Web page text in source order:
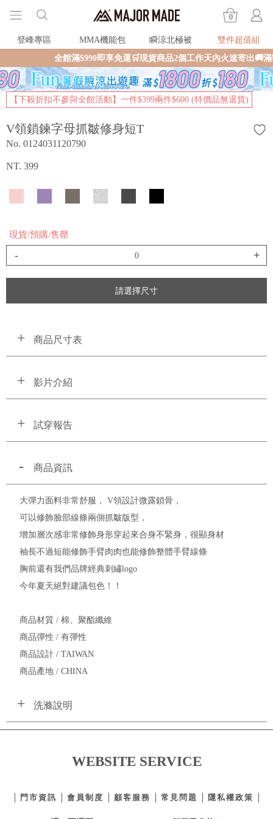
0
登峰專區 MMA機能包 瞬涼北極被
雙件超值組
全館滿$990即享免運🛒現貨商品2個工作天內火速寄出🚚滿
【下殺折扣不參與全館活動】一件$399兩件$600 (特價品無退貨)
V領鎖鍊字母抓皺修身短T
No. 0124031120790
NT. 399
現貨/預購/售罄
- +
請選擇尺寸
商品尺寸表
影片介紹
試穿報告
商品資訊
大彈力面料非常舒服， V領設計微露鎖骨，
可以修飾臉部線條兩側抓皺版型，
增加層次感非常修飾身形穿起來合身不緊身，很顯身材
袖長不過短能修飾手臂肉肉也能修飾整體手臂線條
胸前還有我們品牌經典刺繡logo
今年夏天絕對建議包色！！
商品材質 / 棉、聚酯纖維
商品彈性 / 有彈性
商品設計 / TAIWAN
商品產地 / CHINA
洗滌說明
WEBSITE SERVICE
門市資訊 會員制度 顧客服務 常見問題 隱私權政策